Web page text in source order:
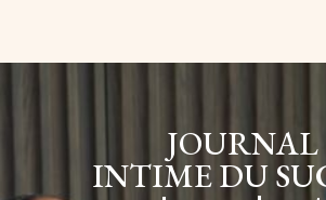
JOURNAL
INTIME DU